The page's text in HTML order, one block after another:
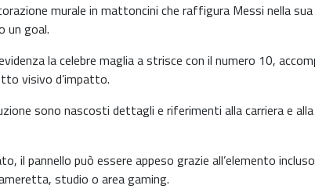
murale in mattoncini che raffigura Messi nella
un goal.
la celebre maglia a strisce con il numero 10,
visivo d’impatto.
sono nascosti dettagli e riferimenti alla carriera e
il pannello può essere appeso grazie all’elemento
studio o area gaming.